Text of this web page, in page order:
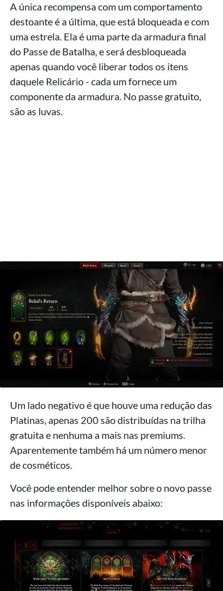
A única recompensa com um comportamento
destoante é a última, que está bloqueada e com
uma estrela. Ela é uma parte da armadura final
do Passe de Batalha, e será desbloqueada
apenas quando você liberar todos os itens
daquele Relicário - cada um fornece um
componente da armadura. No passe gratuito,
são as luvas.
Um lado negativo é que houve uma redução das
Platinas, apenas 200 são distribuídas na trilha
gratuita e nenhuma a mais nas premiums.
Aparentemente também há um número menor
de cosméticos.
Você pode entender melhor sobre o novo passe
nas informações disponíveis abaixo: